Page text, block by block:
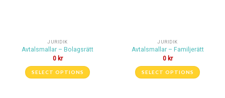
JURIDIK
Avtalsmallar – Bolagsrätt
0 kr
SELECT OPTIONS
JURIDIK
Avtalsmallar – Familjerätt
0 kr
SELECT OPTIONS